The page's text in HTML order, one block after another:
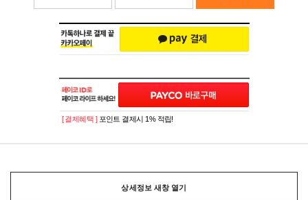
[ 결제혜택 ] 포인트 결제시 1% 적립!
상세정보 새창 열기